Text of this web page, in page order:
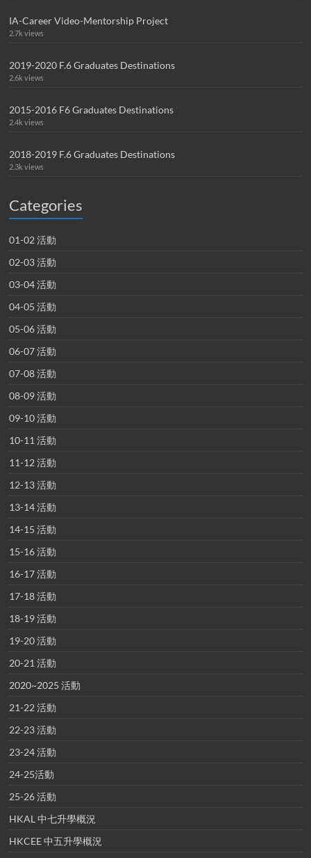
IA-Career Video-Mentorship Project
2.7k views
2019-2020 F.6 Graduates Destinations
2.6k views
2015-2016 F6 Graduates Destinations
2.4k views
2018-2019 F.6 Graduates Destinations
2.3k views
Categories
01-02 活動
02-03 活動
03-04 活動
04-05 活動
05-06 活動
06-07 活動
07-08 活動
08-09 活動
09-10 活動
10-11 活動
11-12 活動
12-13 活動
13-14 活動
14-15 活動
15-16 活動
16-17 活動
17-18 活動
18-19 活動
19-20 活動
20-21 活動
2020~2025 活動
21-22 活動
22-23 活動
23-24 活動
24-25活動
25-26 活動
HKAL 中七升學概況
HKCEE 中五升學概況